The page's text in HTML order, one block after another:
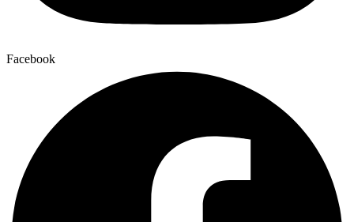
Facebook